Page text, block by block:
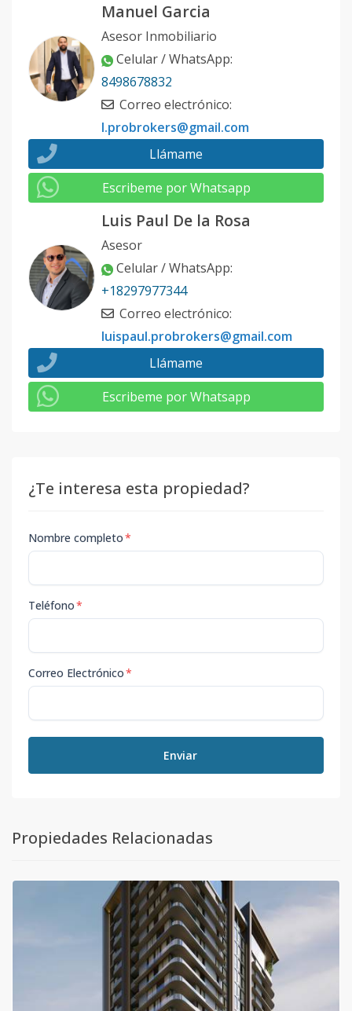
Manuel Garcia
Asesor Inmobiliario
Celular / WhatsApp:
8498678832
Correo electrónico:
l.probrokers@gmail.com
Llámame
Escribeme por Whatsapp
Luis Paul De la Rosa
Asesor
Celular / WhatsApp:
+18297977344
Correo electrónico:
luispaul.probrokers@gmail.com
Llámame
Escribeme por Whatsapp
¿Te interesa esta propiedad?
Nombre completo*
Teléfono*
Correo Electrónico*
Enviar
Propiedades Relacionadas